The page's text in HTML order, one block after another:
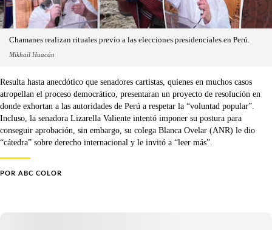
Chamanes realizan rituales previo a las elecciones presidenciales en Perú.
Mikhail Huacán
Resulta hasta anecdótico que senadores cartistas, quienes en muchos casos
atropellan el proceso democrático, presentaran un proyecto de resolución en
donde exhortan a las autoridades de Perú a respetar la “voluntad popular”.
Incluso, la senadora Lizarella Valiente intentó imponer su postura para
conseguir aprobación, sin embargo, su colega Blanca Ovelar (ANR) le dio
“cátedra” sobre derecho internacional y le invitó a “leer más”.
POR ABC COLOR